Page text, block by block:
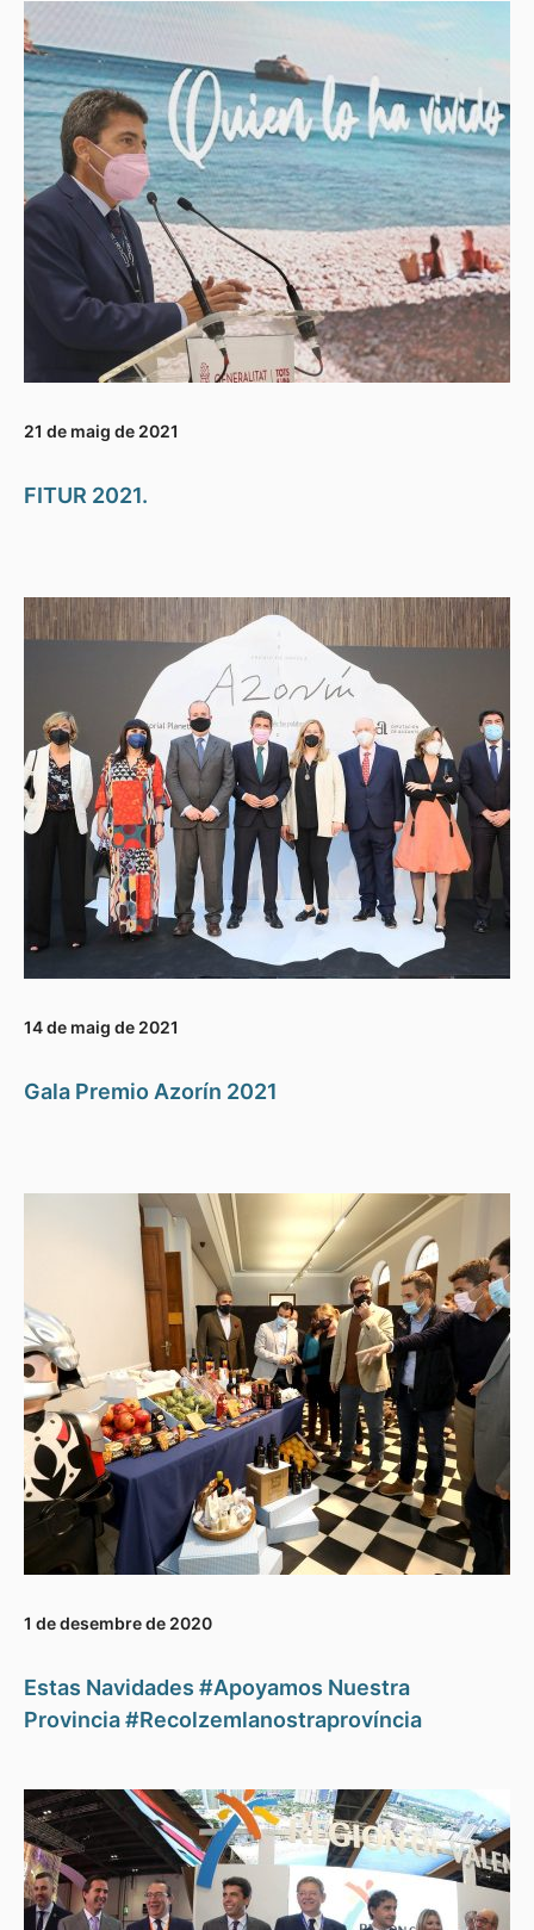
21 de maig de 2021
FITUR 2021.
14 de maig de 2021
Gala Premio Azorín 2021
1 de desembre de 2020
Estas Navidades #Apoyamos Nuestra
Provincia #Recolzemlanostraprovíncia